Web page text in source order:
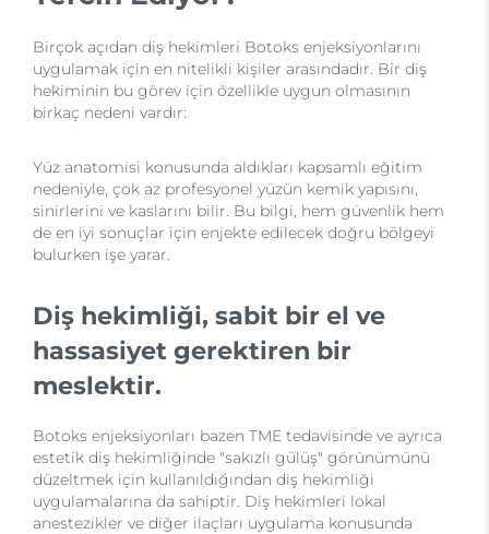
Birçok açıdan diş hekimleri Botoks enjeksiyonlarını
uygulamak için en nitelikli kişiler arasındadır. Bir diş
hekiminin bu görev için özellikle uygun olmasının
birkaç nedeni vardır:
Yüz anatomisi konusunda aldıkları kapsamlı eğitim
nedeniyle, çok az profesyonel yüzün kemik yapısını,
sinirlerini ve kaslarını bilir. Bu bilgi, hem güvenlik hem
de en iyi sonuçlar için enjekte edilecek doğru bölgeyi
bulurken işe yarar.
Diş hekimliği, sabit bir el ve
hassasiyet gerektiren bir
meslektir.
Botoks enjeksiyonları bazen TME tedavisinde ve ayrıca
estetik diş hekimliğinde "sakızlı gülüş" görünümünü
düzeltmek için kullanıldığından diş hekimliği
uygulamalarına da sahiptir. Diş hekimleri lokal
anestezikler ve diğer ilaçları uygulama konusunda